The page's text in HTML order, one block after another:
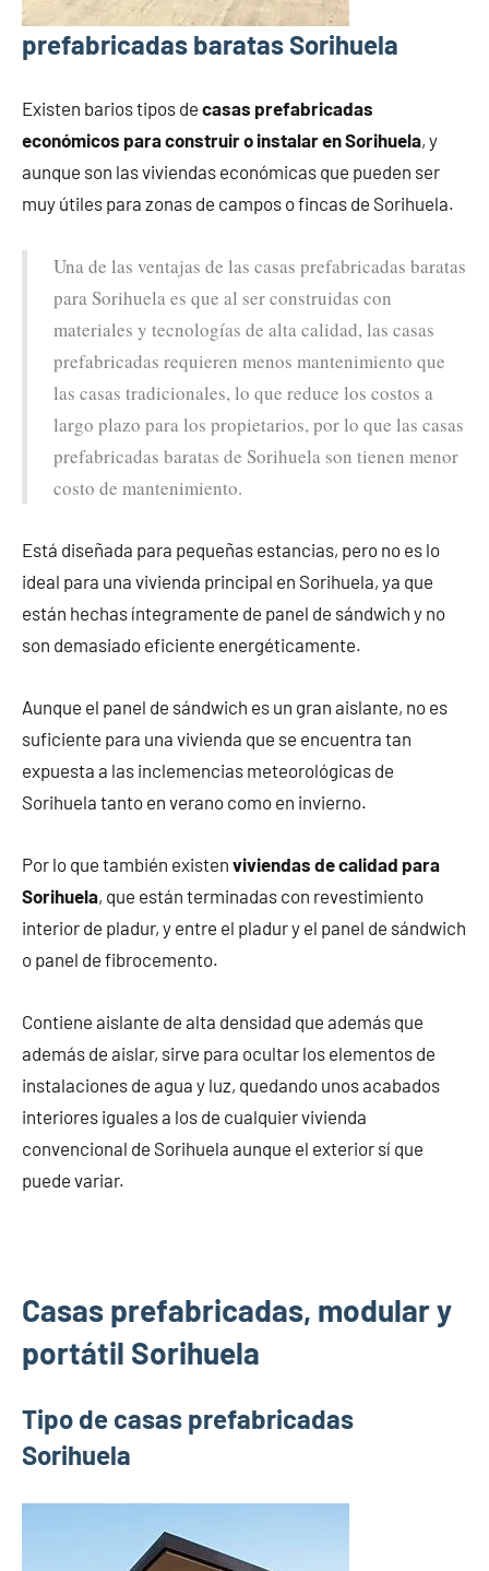
prefabricadas baratas Sorihuela
Existen barios tipos de casas prefabricadas
económicos para construir o instalar en Sorihuela, y
aunque son las viviendas económicas que pueden ser
muy útiles para zonas de campos o fincas de Sorihuela.
Una de las ventajas de las casas prefabricadas baratas
para Sorihuela es que al ser construidas con
materiales y tecnologías de alta calidad, las casas
prefabricadas requieren menos mantenimiento que
las casas tradicionales, lo que reduce los costos a
largo plazo para los propietarios, por lo que las casas
prefabricadas baratas de Sorihuela son tienen menor
costo de mantenimiento.
Está diseñada para pequeñas estancias, pero no es lo
ideal para una vivienda principal en Sorihuela, ya que
están hechas íntegramente de panel de sándwich y no
son demasiado eficiente energéticamente.
Aunque el panel de sándwich es un gran aislante, no es
suficiente para una vivienda que se encuentra tan
expuesta a las inclemencias meteorológicas de
Sorihuela tanto en verano como en invierno.
Por lo que también existen viviendas de calidad para
Sorihuela, que están terminadas con revestimiento
interior de pladur, y entre el pladur y el panel de sándwich
o panel de fibrocemento.
Contiene aislante de alta densidad que además que
además de aislar, sirve para ocultar los elementos de
instalaciones de agua y luz, quedando unos acabados
interiores iguales a los de cualquier vivienda
convencional de Sorihuela aunque el exterior sí que
puede variar.
Casas prefabricadas, modular y
portátil Sorihuela
Tipo de casas prefabricadas
Sorihuela